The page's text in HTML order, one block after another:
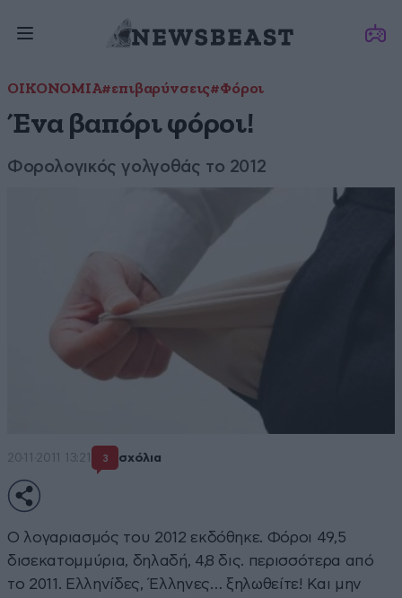
ΟΙΚΟΝΟΜΙΑ#επιβαρύνσεις#Φόροι
Ένα βαπόρι φόροι!
Φορολογικός γολγοθάς το 2012
20·11·2011 13:21 3 σχόλια
Ο λογαριασμός του 2012 εκδόθηκε. Φόροι 49,5
δισεκατομμύρια, δηλαδή, 4,8 δις. περισσότερα από
το 2011. Ελληνίδες, Έλληνες… ξηλωθείτε! Και μην